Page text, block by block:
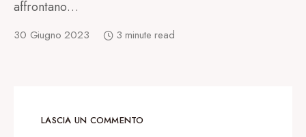
affrontano…
30 Giugno 2023 3 minute read
LASCIA UN COMMENTO